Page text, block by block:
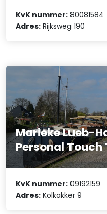
KvK nummer: 80081584
Adres: Rijksweg 190
Marieke Lueb-
Personal Touch
KvK nummer: 09192159
Adres: Kolkakker 9